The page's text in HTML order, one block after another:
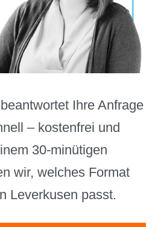
Ihre Anfrage
– kostenfrei und
30-minütigen
wir, welches Format
Leverkusen passt.